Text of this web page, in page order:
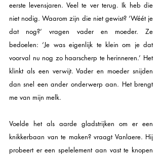
eerste levensjaren. Veel te ver terug. Ik heb die
niet nodig. Waarom zijn die niet gewist? ‘Wéét je
dat nog?’ vragen vader en moeder. Ze
bedoelen: ‘Je was eigenlijk te klein om je dat
voorval nu nog zo haarscherp te herinneren.’ Het
klinkt als een verwijt. Vader en moeder snijden
dan snel een ander onderwerp aan. Het brengt
me van mijn melk.
Voelde het als aarde gladstrijken om er een
knikkerbaan van te maken? vraagt Vanlaere. Hij
probeert er een spelelement aan vast te knopen